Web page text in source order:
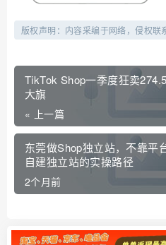
版权声明：内容采编于网络，侵权联
TikTok Shop一季度狂卖
大旗
« 上一篇
东莞做Shop独立站，不靠平
自建独立站的实操路径
2个月前